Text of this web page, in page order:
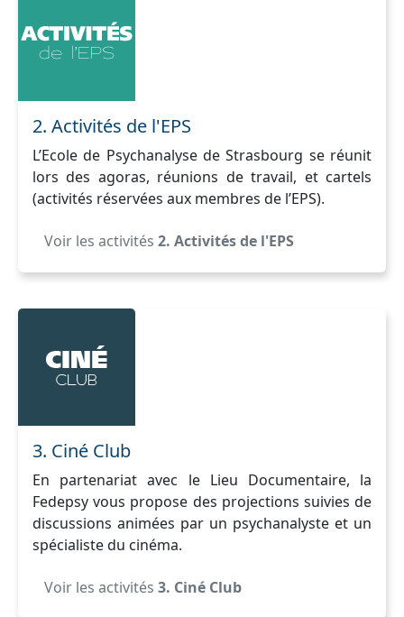
2. Activités de l'EPS
L’Ecole de Psychanalyse de Strasbourg se réunit
lors des agoras, réunions de travail, et cartels
(activités réservées aux membres de l’EPS).
Voir les activités 2. Activités de l'EPS
3. Ciné Club
En partenariat avec le Lieu Documentaire, la
Fedepsy vous propose des projections suivies de
discussions animées par un psychanalyste et un
spécialiste du cinéma.
Voir les activités 3. Ciné Club